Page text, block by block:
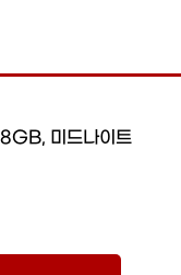
미드나이트